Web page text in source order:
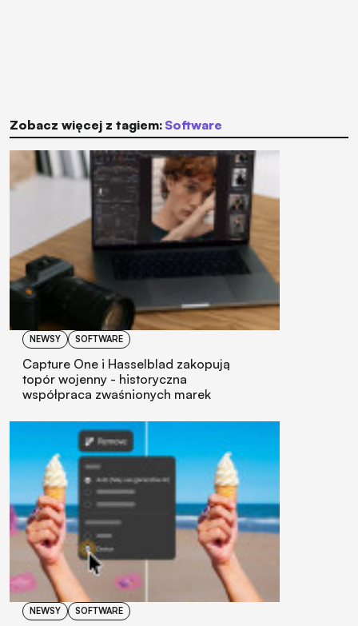
Zobacz więcej z tagiem: software
NEWSY SOFTWARE
Capture One i Hasselblad zakopują
topór wojenny - historyczna
współpraca zwaśnionych marek
NEWSY SOFTWARE